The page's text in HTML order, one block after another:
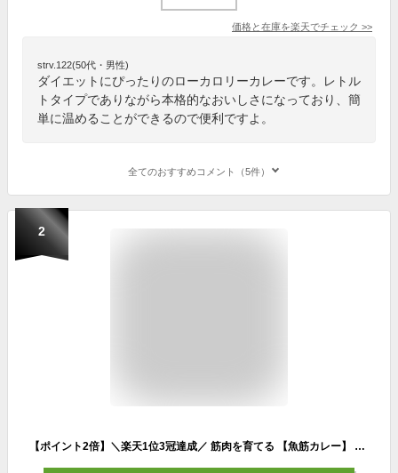
価格と在庫を楽天でチェック >>
strv.122(50代・男性)
ダイエットにぴったりのローカロリーカレーです。レトル
トタイプでありながら本格的なおいしさになっており、簡
単に温めることができるので便利ですよ。
全てのおすすめコメント（5件）
2
【ポイント2倍】＼楽天1位3冠達成／ 筋肉を育てる 【魚筋カレー】 高タンパク 低脂質 2個〜30個 たんぱく質 30.8g 【送料無料】 スケトウダラ 魚 鶏胸肉 低カロリー カレーライス レトルト ダイエット 筋トレ 筋肉 ボディメイク PFCバランス